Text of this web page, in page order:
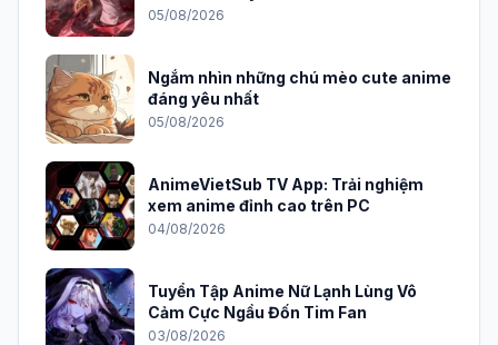
05/08/2026
Ngắm nhìn những chú mèo cute anime
đáng yêu nhất
05/08/2026
AnimeVietSub TV App: Trải nghiệm
xem anime đỉnh cao trên PC
04/08/2026
Tuyển Tập Anime Nữ Lạnh Lùng Vô
Cảm Cực Ngầu Đốn Tim Fan
03/08/2026